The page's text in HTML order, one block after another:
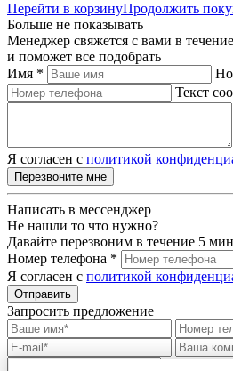
Перейти в корзинуПродолжить
Больше не показывать
Менеджер свяжется с вами в
и поможет все подобрать
Имя *
Текст
Я согласен с политикой
Перезвоните мне
Написать в мессенджер
Не нашли то что нужно?
Давайте перезвоним в течение 5
Номер телефона *
Я согласен с политикой
Отправить
Запросить предложение